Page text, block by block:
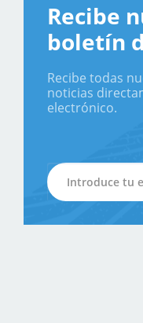
Recibe
boletín
Recibe todas
noticias
electrónico.